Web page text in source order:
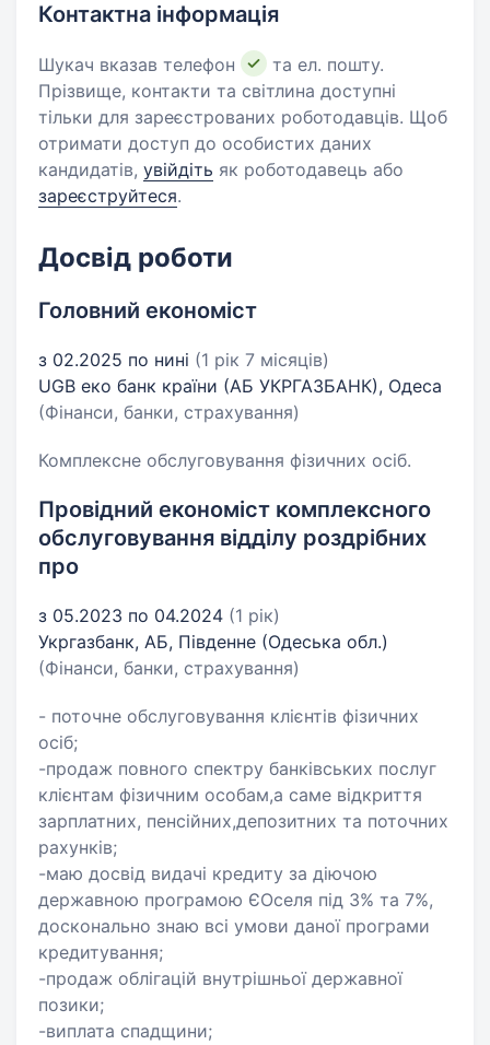
Контактна інформація
Шукач вказав телефон
та ел. пошту.
Прізвище, контакти та світлина доступні
тільки для зареєстрованих роботодавців. Щоб
отримати доступ до особистих даних
кандидатів, увійдіть як роботодавець або
зареєструйтеся.
Досвід роботи
Головний економіст
з 02.2025 по нині (1 рік 7 місяців)
UGB еко банк країни (АБ УКРГАЗБАНК), Одеса
(Фінанси, банки, страхування)
Комплексне обслуговування фізичних осіб.
Провідний економіст комплексного
обслуговування відділу роздрібних
про
з 05.2023 по 04.2024 (1 рік)
Укргазбанк, АБ, Південне (Одеська обл.)
(Фінанси, банки, страхування)
- поточне обслуговування клієнтів фізичних
осіб;
-продаж повного спектру банківських послуг
клієнтам фізичним особам,а саме відкриття
зарплатних, пенсійних,депозитних та поточних
рахунків;
-маю досвід видачі кредиту за діючою
державною програмою ЄОселя під 3% та 7%,
досконально знаю всі умови даної програми
кредитування;
-продаж облігацій внутрішньої державної
позики;
-виплата спадщини;